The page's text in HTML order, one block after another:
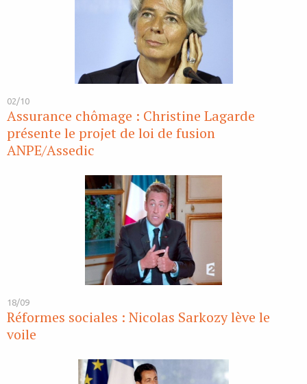
02/10
Assurance chômage : Christine Lagarde
présente le projet de loi de fusion
ANPE/Assedic
18/09
Réformes sociales : Nicolas Sarkozy lève le
voile